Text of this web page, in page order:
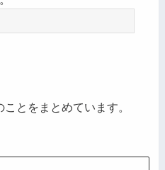
とをまとめています。